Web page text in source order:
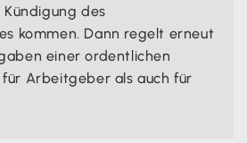
Kündigung des
kommen. Dann regelt erneut
einer ordentlichen
Arbeitgeber als auch für